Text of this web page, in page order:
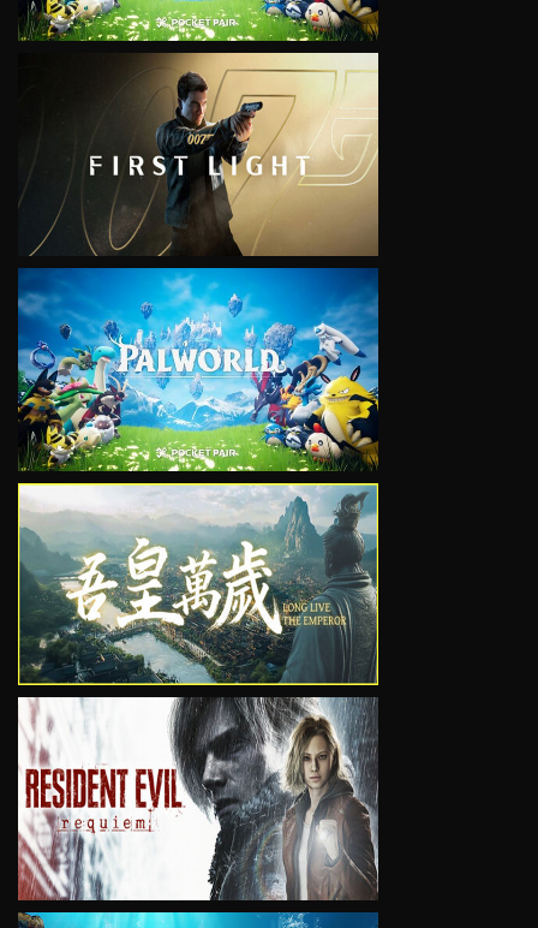
VIEW
VIEW
VIEW
VIEW